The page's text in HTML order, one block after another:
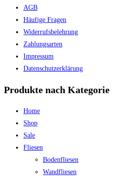
AGB
Häufige Fragen
Widerrufsbelehrung
Zahlungsarten
Impressum
Datenschutzerklärung
Produkte nach Kategorie
Home
Shop
Sale
Fliesen
Bodenfliesen
Wandfliesen